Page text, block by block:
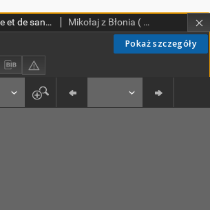
Pokaż szczegóły
Sermones de tempore et de sanctis, sive Viridarius Mikołaj z Błonia ( -ca 1448)